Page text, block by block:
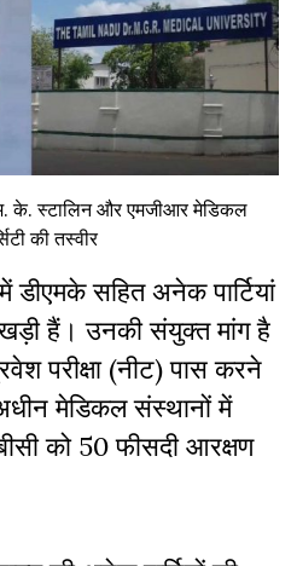
के. स्टालिन और एमजीआर मेडिकल
की तस्वीर
डीएमके सहित अनेक पार्टियां
हैं। उनकी संयुक्त मांग है
परीक्षा (नीट) पास करने
मेडिकल संस्थानों में
को 50 फीसदी आरक्षण